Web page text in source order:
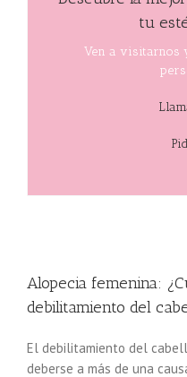
tu
Ven a visitarnos
Alopecia femenina:
debilitamiento del
El debilitamiento del
deberse a más de una